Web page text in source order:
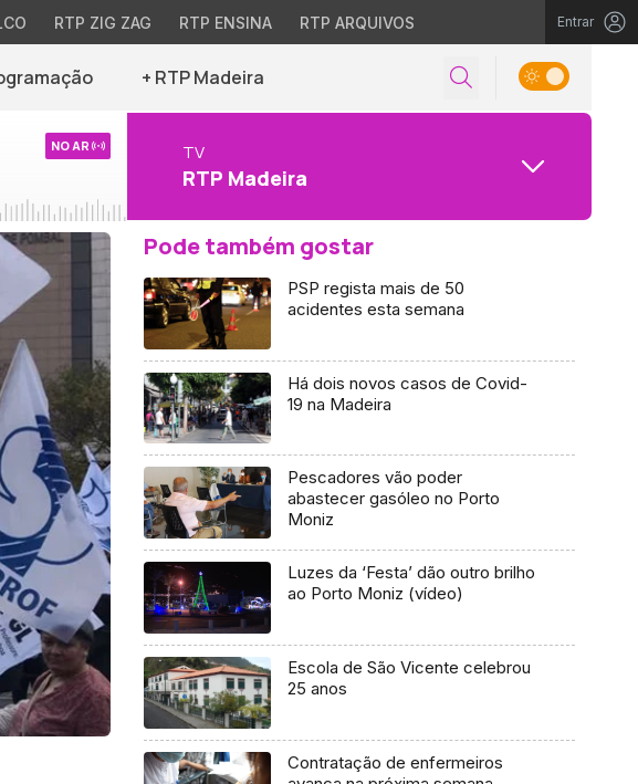
RTP ZIG ZAG RTP ENSINA RTP ARQUIVOS Entrar
+ RTP Madeira
NO AR TV
RTP Madeira
Pode também gostar
PSP regista mais de 50
acidentes esta semana
Há dois novos casos de Covid-
19 na Madeira
Pescadores vão poder
abastecer gasóleo no Porto
Moniz
Luzes da ‘Festa’ dão outro brilho
ao Porto Moniz (vídeo)
Escola de São Vicente celebrou
25 anos
Contratação de enfermeiros